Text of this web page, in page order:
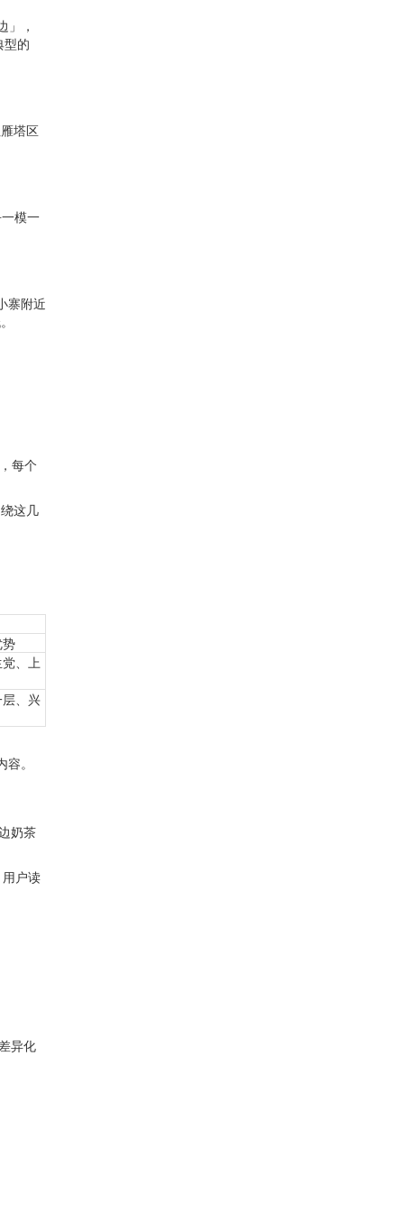
」，
型的
塔区
模一
寨附近
每个
这几
、上
、兴
。
奶茶
户读
异化